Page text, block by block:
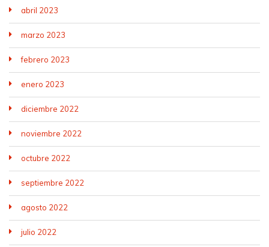
abril 2023
marzo 2023
febrero 2023
enero 2023
diciembre 2022
noviembre 2022
octubre 2022
septiembre 2022
agosto 2022
julio 2022